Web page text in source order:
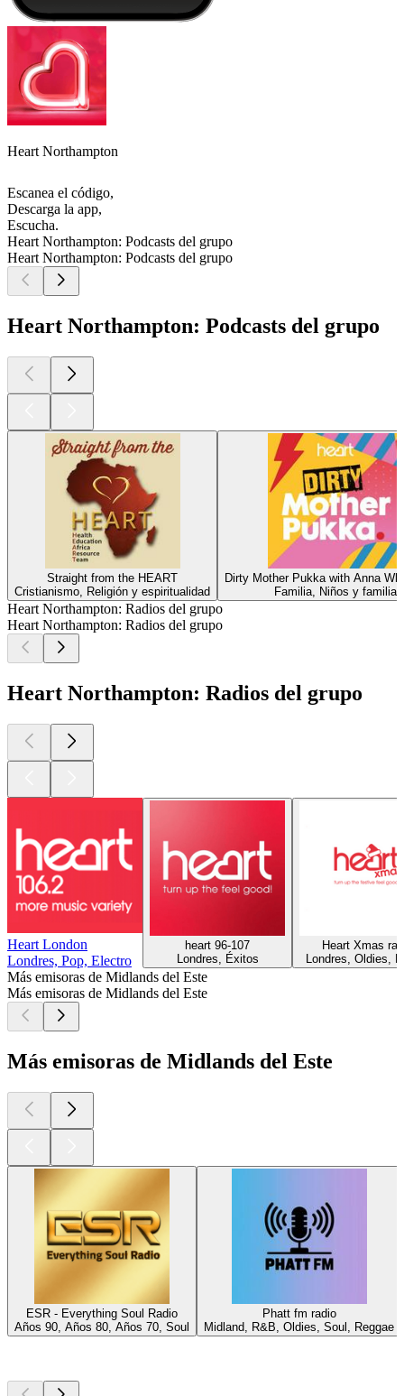
Heart Northampton
Escanea el código,
Descarga la app,
Escucha.
Heart Northampton: Podcasts del grupo
Heart Northampton: Podcasts del grupo
Heart Northampton: Podcasts del grupo
Straight from the HEART
Cristianismo, Religión y espiritualidad
Dirty Mother Pukka with Anna
Familia, Niños y familia
Heart Northampton: Radios del grupo
Heart Northampton: Radios del grupo
Heart Northampton: Radios del grupo
Heart London
Londres, Pop, Electro
heart 96-107
Londres, Éxitos
Heart Xmas
Londres, Oldies,
Más emisoras de Midlands del Este
Más emisoras de Midlands del Este
Más emisoras de Midlands del Este
ESR - Everything Soul Radio
Años 90, Años 80, Años 70, Soul
Phatt fm radio
Midland, R&B, Oldies, Soul, Reggae